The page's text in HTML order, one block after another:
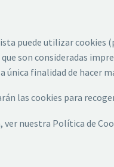
puede utilizar cookies
son consideradas
finalidad de hacer
las cookies para
nuestra Política de